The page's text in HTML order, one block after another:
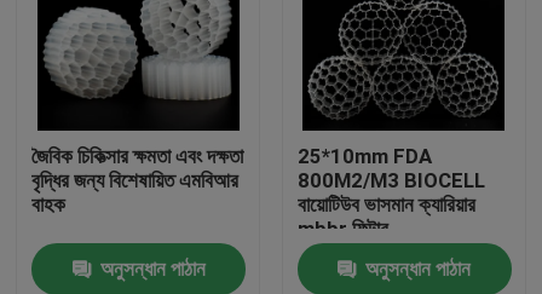
পণ্য
আমাদের সম্পর্কে
কারখানা ভ্রমণ
মান নিয়ন্ত্রণ
জৈবিক চিকিত্সার ক্ষমতা এবং দক্ষতা
বৃদ্ধির জন্য বিশেষায়িত এমবিআর
বাহক
অনুসন্ধান পাঠান
25*10mm FDA
800M2/M3 BIOCELL
বায়োটিউব ভাসমান ক্যারিয়ার
mbbr ফিল্টার
অনুসন্ধান পাঠান